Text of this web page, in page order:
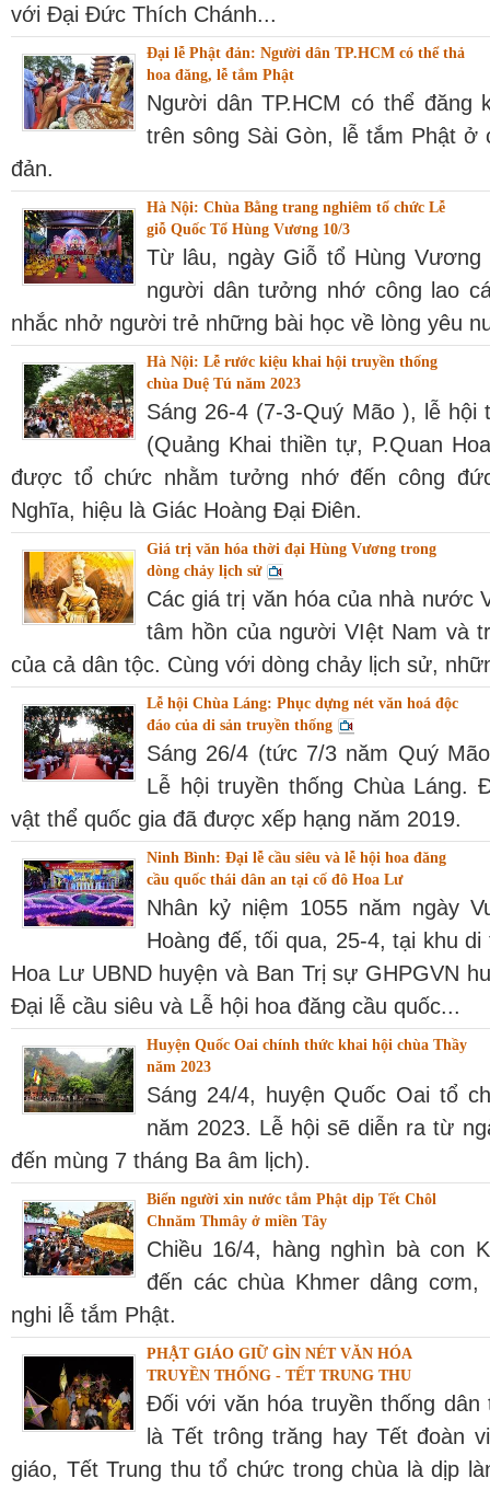
với Đại Đức Thích Chánh...
Đại lễ Phật đản: Người dân TP.HCM có thể thả
hoa đăng, lễ tắm Phật
Người dân TP.HCM có thể đăng
trên sông Sài Gòn, lễ tắm Phật ở
đản.
Hà Nội: Chùa Bằng trang nghiêm tổ chức Lễ
giỗ Quốc Tổ Hùng Vương 10/3
Từ lâu, ngày Giỗ tổ Hùng
người dân tưởng nhớ công lao
nhắc nhở người trẻ những bài học về lòng yêu
Hà Nội: Lễ rước kiệu khai hội truyền thống
chùa Duệ Tú năm 2023
Sáng 26-4 (7-3-Quý Mão ), lễ hội
(Quảng Khai thiền tự, P.Quan
được tổ chức nhằm tưởng nhớ đến công
Nghĩa, hiệu là Giác Hoàng Đại Điên.
Giá trị văn hóa thời đại Hùng Vương trong
dòng chảy lịch sử
Các giá trị văn hóa của nhà nước
tâm hồn của người VIệt Nam và
của cả dân tộc. Cùng với dòng chảy lịch sử,
Lễ hội Chùa Láng: Phục dựng nét văn hoá độc
đáo của di sản truyền thống
Sáng 26/4 (tức 7/3 năm Quý
Lễ hội truyền thống Chùa Láng.
vật thể quốc gia đã được xếp hạng năm 2019.
Ninh Bình: Đại lễ cầu siêu và lễ hội hoa đăng
cầu quốc thái dân an tại cố đô Hoa Lư
Nhân kỷ niệm 1055 năm ngày
Hoàng đế, tối qua, 25-4, tại khu
Hoa Lư UBND huyện và Ban Trị sự GHPGVN
Đại lễ cầu siêu và Lễ hội hoa đăng cầu quốc...
Huyện Quốc Oai chính thức khai hội chùa Thầy
năm 2023
Sáng 24/4, huyện Quốc Oai tổ
năm 2023. Lễ hội sẽ diễn ra từ
đến mùng 7 tháng Ba âm lịch).
Biển người xin nước tắm Phật dịp Tết Chôl
Chnăm Thmây ở miền Tây
Chiều 16/4, hàng nghìn bà con
đến các chùa Khmer dâng
nghi lễ tắm Phật.
PHẬT GIÁO GIỮ GÌN NÉT VĂN HÓA
TRUYỀN THỐNG - TẾT TRUNG THU
Đối với văn hóa truyền thống
là Tết trông trăng hay Tết đoàn
giáo, Tết Trung thu tổ chức trong chùa là dịp